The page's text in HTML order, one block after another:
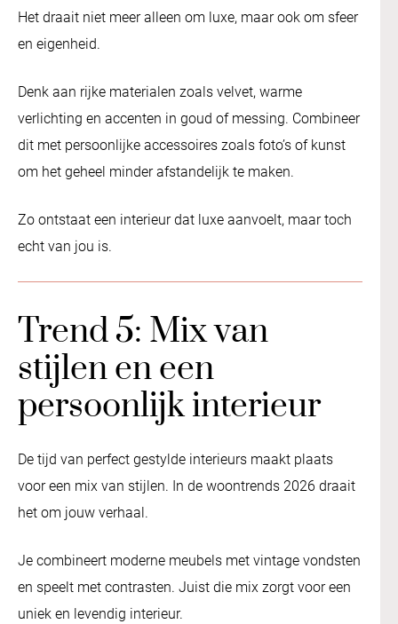
Het draait niet meer alleen om luxe, maar ook om sfeer
en eigenheid.
Denk aan rijke materialen zoals velvet, warme
verlichting en accenten in goud of messing. Combineer
dit met persoonlijke accessoires zoals foto’s of kunst
om het geheel minder afstandelijk te maken.
Zo ontstaat een interieur dat luxe aanvoelt, maar toch
echt van jou is.
Trend 5: Mix van
stijlen en een
persoonlijk interieur
De tijd van perfect gestylde interieurs maakt plaats
voor een mix van stijlen. In de woontrends 2026 draait
het om jouw verhaal.
Je combineert moderne meubels met vintage vondsten
en speelt met contrasten. Juist die mix zorgt voor een
uniek en levendig interieur.